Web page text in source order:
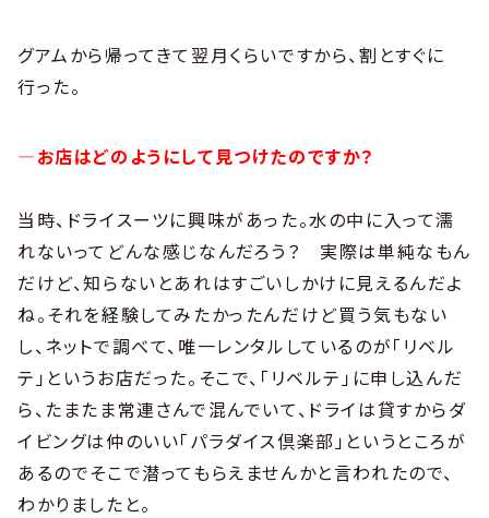
グアムから帰ってきて翌月くらいですから、割とすぐに
行った。
―お店はどのようにして見つけたのですか？
当時、ドライスーツに興味があった。水の中に入って濡
れないってどんな感じなんだろう？ 実際は単純なもん
だけど、知らないとあれはすごいしかけに見えるんだよ
ね。それを経験してみたかったんだけど買う気もない
し、ネットで調べて、唯一レンタルしているのが「リベル
テ」というお店だった。そこで、「リベルテ」に申し込んだ
ら、たまたま常連さんで混んでいて、ドライは貸すからダ
イビングは仲のいい「パラダイス倶楽部」というところが
あるのでそこで潜ってもらえませんかと言われたので、
わかりましたと。